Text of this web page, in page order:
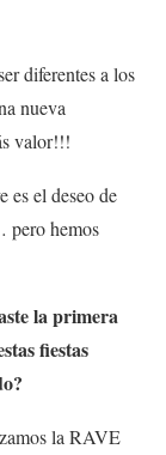
diferentes a los
nueva
valor!!!
es el deseo de
pero hemos
la primera
fiestas
la RAVE